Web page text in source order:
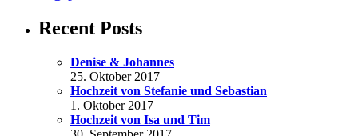
Recent Posts
Denise & Johannes
25. Oktober 2017
Hochzeit von Stefanie und Sebastian
1. Oktober 2017
Hochzeit von Isa und Tim